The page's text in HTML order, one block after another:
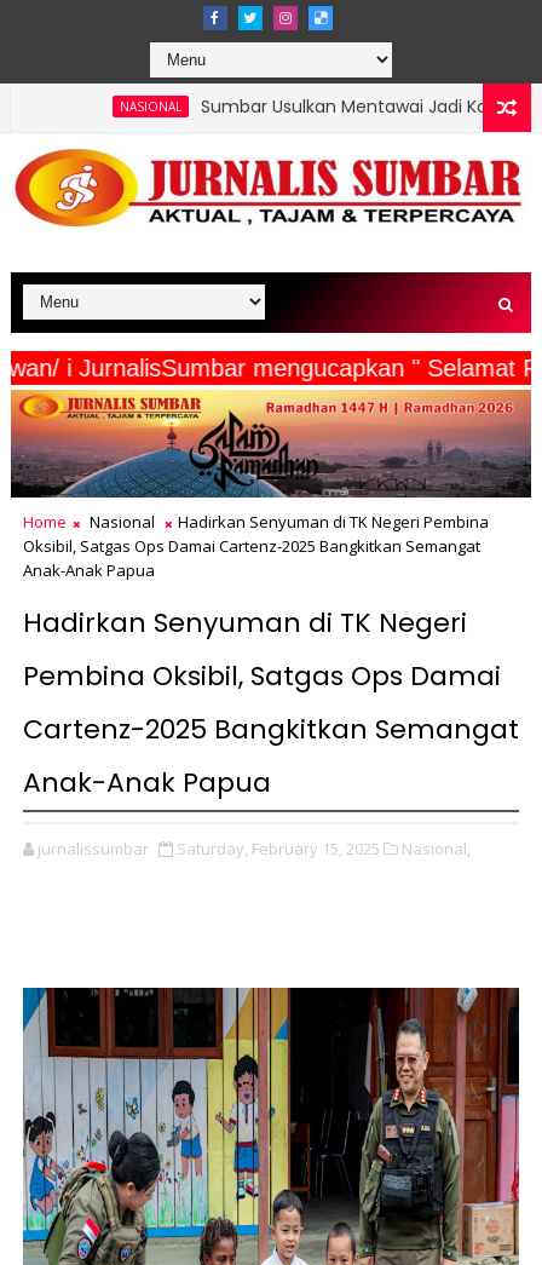
Sumbar Usulkan Mentawai Jadi Kawasan Tambak Udang
i JurnalisSumbar mengucapkan "
Home Nasional
Hadirkan Senyuman di TK Negeri Pembina
Oksibil, Satgas Ops Damai Cartenz-2025 Bangkitkan Semangat
Anak-Anak Papua
Hadirkan Senyuman di TK Negeri
Pembina Oksibil, Satgas Ops Damai
Cartenz-2025 Bangkitkan Semangat
Anak-Anak Papua
jurnalissumbar Saturday, February 15, 2025 Nasional,